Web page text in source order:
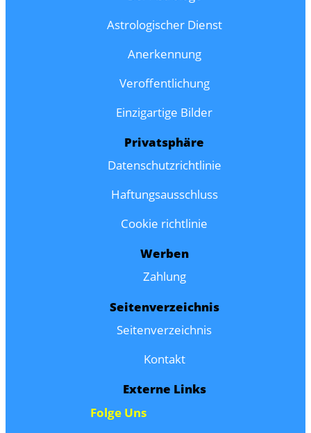
Astrologischer Dienst
Anerkennung
Veroffentlichung
Einzigartige Bilder
Privatsphäre
Datenschutzrichtlinie
Haftungsausschluss
Cookie richtlinie
Werben
Zahlung
Seitenverzeichnis
Seitenverzeichnis
Kontakt
Externe Links
Folge Uns